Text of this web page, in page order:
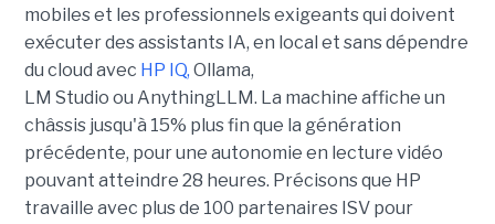
mobiles et les professionnels exigeants qui doivent
exécuter des assistants IA, en local et sans dépendre
du cloud avec HP IQ, Ollama,
LM Studio ou AnythingLLM. La machine affiche un
châssis jusqu'à 15% plus fin que la génération
précédente, pour une autonomie en lecture vidéo
pouvant atteindre 28 heures. Précisons que HP
travaille avec plus de 100 partenaires ISV pour